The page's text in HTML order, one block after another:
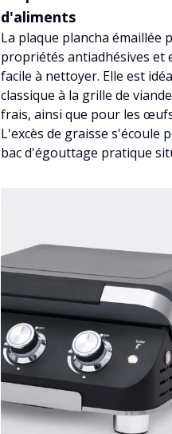
d'aliments
La plaque plancha émaillée
propriétés antiadhésives et
facile à nettoyer. Elle est
classique à la grille de
frais, ainsi que pour les
L'excès de graisse s'écoule
bac d'égouttage pratique